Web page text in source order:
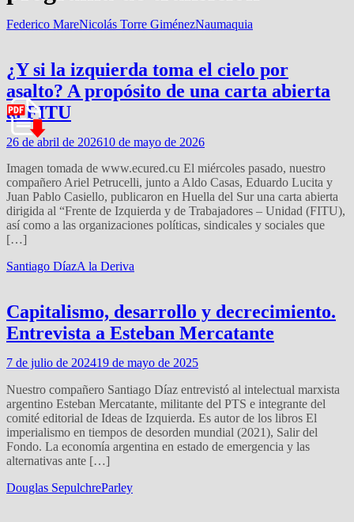
Federico MareNicolás Torre GiménezNaumaquia
¿Y si la izquierda toma el cielo por
asalto? A propósito de una carta abierta
al FITU
26 de abril de 202610 de mayo de 2026
Imagen tomada de www.ecured.cu El miércoles pasado, nuestro
compañero Ariel Petrucelli, junto a Aldo Casas, Eduardo Lucita y
Juan Pablo Casiello, publicaron en Huella del Sur una carta abierta
dirigida al “Frente de Izquierda y de Trabajadores – Unidad (FITU),
así como a las organizaciones políticas, sindicales y sociales que
[…]
Santiago DíazA la Deriva
Capitalismo, desarrollo y decrecimiento.
Entrevista a Esteban Mercatante
7 de julio de 202419 de mayo de 2025
Nuestro compañero Santiago Díaz entrevistó al intelectual marxista
argentino Esteban Mercatante, militante del PTS e integrante del
comité editorial de Ideas de Izquierda. Es autor de los libros El
imperialismo en tiempos de desorden mundial (2021), Salir del
Fondo. La economía argentina en estado de emergencia y las
alternativas ante […]
Douglas SepulchreParley